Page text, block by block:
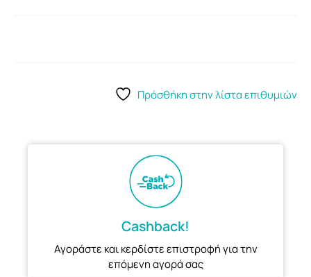
Πρόσθήκη στην λίστα επιθυμιών
Cashback!
Αγοράστε και κερδίστε επιστροφή για την
επόμενη αγορά σας